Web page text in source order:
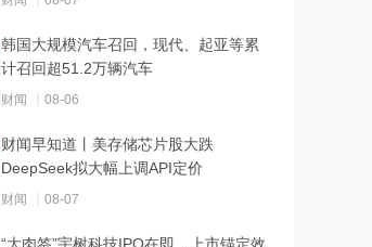
下周285.22亿元市值限售股解禁 陆家嘴
解禁71.1亿元居首
21:20
中国再保险：何兴达董事任职资格获国
家金融监督管理总局核准
21:16
海川智能：公司自动衡器产品没有应用
于人形机器人或商业航天方向
韩国大规模汽车召回，现代、起亚等累
计召回超51.2万辆汽车
财闻 08-06
财闻早知道丨美存储芯片股大跌
DeepSeek拟大幅上调API定价
财闻 08-07